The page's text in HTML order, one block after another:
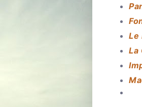
P
F
L
L
I
M